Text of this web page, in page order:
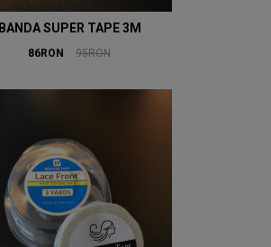
BANDA SUPER TAPE 3M
86RON 95RON